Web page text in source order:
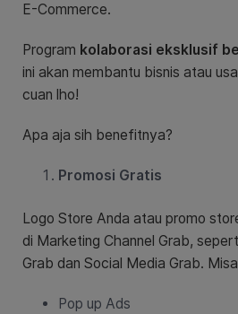
E-Commerce.
Program kolaborasi eksklusif
ini akan membantu bisnis atau
cuan lho!
Apa aja sih benefitnya?
Promosi Gratis
Logo Store Anda atau promo
di Marketing Channel Grab,
Grab dan Social Media Grab.
Pop up Ads